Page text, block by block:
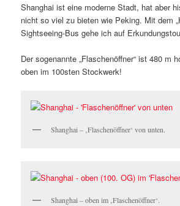
Shanghai ist eine moderne Stadt, hat aber
nicht so viel zu bieten wie Peking. Mit dem
Sightseeing-Bus gehe ich auf
Der sogenannte „Flaschenöffner“ ist 480 m
oben im 100sten Stockwerk!
Shanghai – ‚Flaschenöffner‘ von unten.
Shanghai – oben im ‚Flaschenöffner‘.